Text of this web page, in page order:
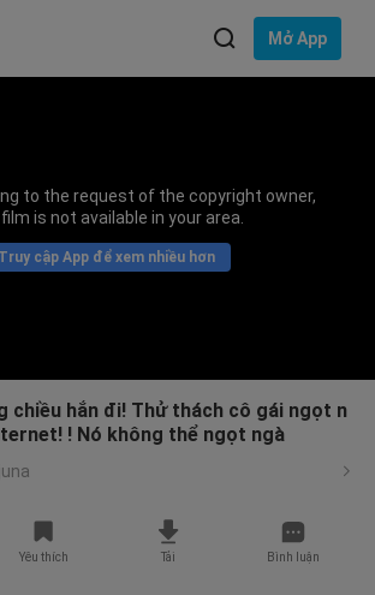
Mở App
to the request of the copyright owner,
is not available in your area.
Truy cập App để xem nhiều hơn
chiều hắn đi! Thử thách cô gái ngọt n
! Nó không thể ngọt ngà
Yêu thích Tải Bình luận
ngữ